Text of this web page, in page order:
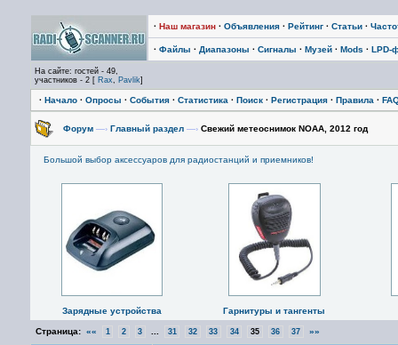
· Наш магазин · Объявления · Рейтинг · Статьи ·
· Файлы · Диапазоны · Сигналы · Музей · Mods · LPD-
На сайте: гостей - 49,
участников - 2 [ Rax, Pavlik]
· Начало · Опросы · События · Статистика · Поиск · Регистрация · Правила ·
Форум —› Главный раздел —› Cвежий метеоснимок NOAA, 2012 год
Большой выбор аксессуаров для радиостанций и приемников!
Зарядные устройства Гарнитуры и тангенты
Страница: «« 1 2 3 31 32 33 34 35 36 37 »»